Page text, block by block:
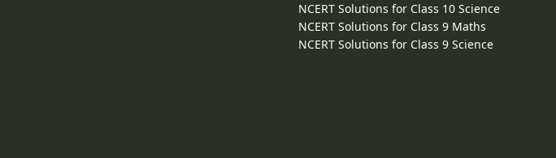
NCERT Solutions for Class 10 Science
NCERT Solutions for Class 9 Maths
NCERT Solutions for Class 9 Science